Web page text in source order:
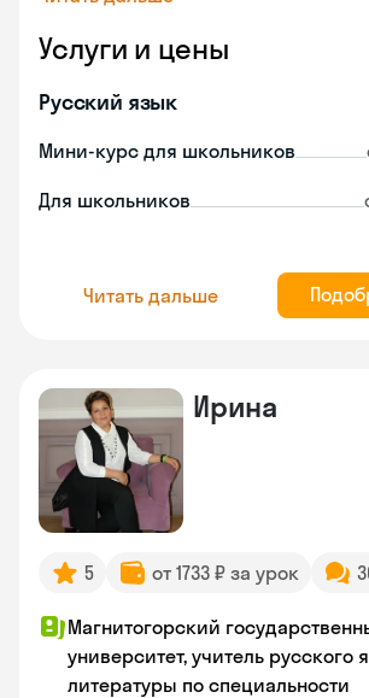
Услуги и цены
Русский язык
Мини-курс для школьников
Для школьников
Читать дальше
Ирина
5 от 1733 ₽ за урок
Магнитогорский
университет, учитель русского
литературы по специальности